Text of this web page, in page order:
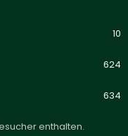
10
624
634
enthalten.